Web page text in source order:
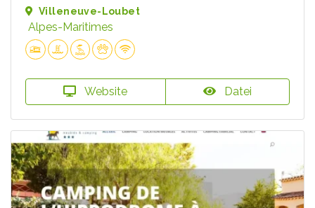
Villeneuve-Loubet
Alpes-Maritimes
Website Datei